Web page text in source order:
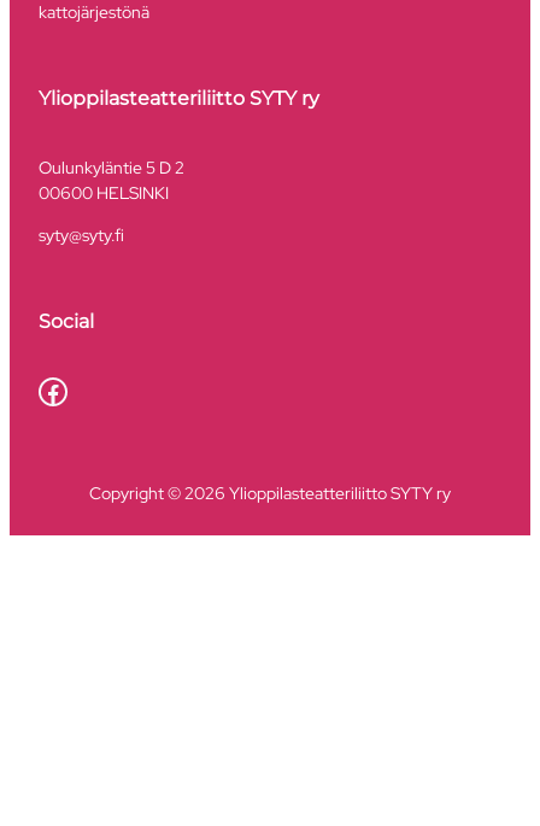
kattojärjestönä
Ylioppilasteatteriliitto SYTY ry
​Oulunkyläntie 5 D 2
00600 HELSINKI
syty@syty.fi
Social
Facebook
Copyright © 2026 Ylioppilasteatteriliitto SYTY ry